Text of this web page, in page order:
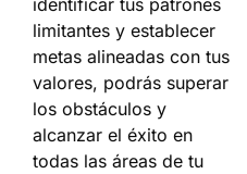
limitantes y establecer
metas alineadas con tus
valores, podrás superar
los obstáculos y
alcanzar el éxito en
todas las áreas de tu